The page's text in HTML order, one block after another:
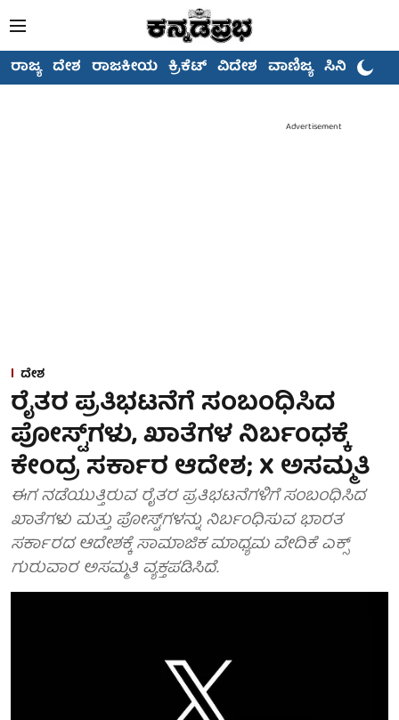
ರಾಜ್ಯ ದೇಶ ರಾಜಕೀಯ ಕ್ರಿಕೆಟ್ ವಿದೇಶ ವಾಣಿಜ್ಯ ಸಿನಿಮಾ
Advertisement
ದೇಶ
ರೈತರ ಪ್ರತಿಭಟನೆಗೆ ಸಂಬಂಧಿಸಿದ
ಪೋಸ್ಟ್‌ಗಳು, ಖಾತೆಗಳ ನಿರ್ಬಂಧಕ್ಕೆ
ಕೇಂದ್ರ ಸರ್ಕಾರ ಆದೇಶ; X ಅಸಮ್ಮತಿ
ಈಗ ನಡೆಯುತ್ತಿರುವ ರೈತರ ಪ್ರತಿಭಟನೆಗಳಿಗೆ ಸಂಬಂಧಿಸಿದ
ಖಾತೆಗಳು ಮತ್ತು ಪೋಸ್ಟ್‌ಗಳನ್ನು ನಿರ್ಬಂಧಿಸುವ ಭಾರತ
ಸರ್ಕಾರದ ಆದೇಶಕ್ಕೆ ಸಾಮಾಜಿಕ ಮಾಧ್ಯಮ ವೇದಿಕೆ ಎಕ್ಸ್
ಗುರುವಾರ ಅಸಮ್ಮತಿ ವ್ಯಕ್ತಪಡಿಸಿದೆ.